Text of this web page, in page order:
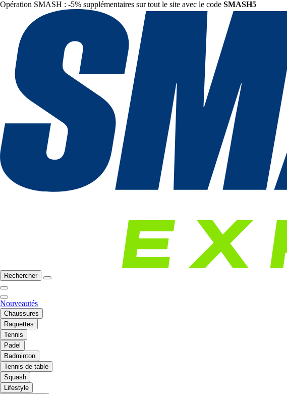
Opération SMASH : -5% supplémentaires sur tout le site avec le code SMASH5
Rechercher
Nouveautés
Chaussures
Raquettes
Tennis
Padel
Badminton
Tennis de table
Squash
Lifestyle